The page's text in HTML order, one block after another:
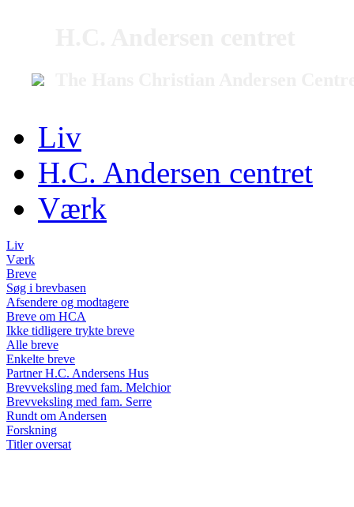
Liv
H.C. Andersen centret
Værk
Liv
Værk
Breve
Søg i brevbasen
Afsendere og modtagere
Breve om HCA
Ikke tidligere trykte breve
Alle breve
Enkelte breve
Partner H.C. Andersens Hus
Brevveksling med fam. Melchior
Brevveksling med fam. Serre
Rundt om Andersen
Forskning
Titler oversat